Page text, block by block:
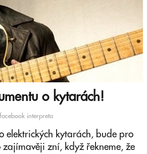
o kytarách!
interpreta
elektrických kytarách, bude pro
zní, když řekneme, že